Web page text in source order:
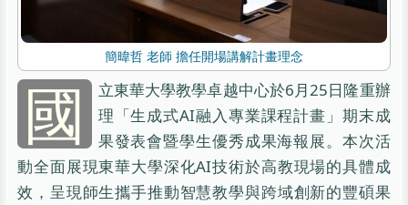
簡暐哲 老師 擔任開場講解計畫理念
國
立東華大學教學卓越中心於6月25日隆重辦
理「生成式AI融入專業課程計畫」期末成
果發表會暨學生優秀成果海報展。本次活
動全面展現東華大學深化AI技術於高教現場的具體成
效，呈現師生攜手推動智慧教學與跨域創新的豐碩果